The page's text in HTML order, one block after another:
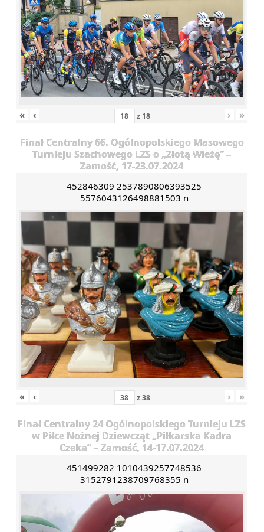
« ‹ z 18 › »
Finał Centralny 66. Ogólnopolskiego Masowego
Turnieju Szachowego LZS o „Złotą Wieżę” –
Zamość, 17-23.07.2024
452846309 2537890806393525
5576043126498881503 n
« ‹ z38 › »
Finał Centralny 24 Ogólnopolskiego Turnieju LZS
w Piłce Nożnej Dziewcząt „Piłkarska Kadra
Czeka” – Zamość, 14-17.07.2024
451499282 1010439257748536
3152791238709768355 n